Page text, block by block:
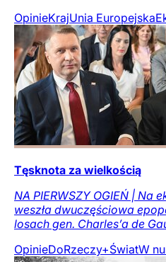
OpinieKrajUnia Europejska
Tęsknota za wielkością
NA PIERWSZY OGIEŃ | Na
weszła dwuczęściowa
losach gen. Charles’a de
OpinieDoRzeczy+ŚwiatW